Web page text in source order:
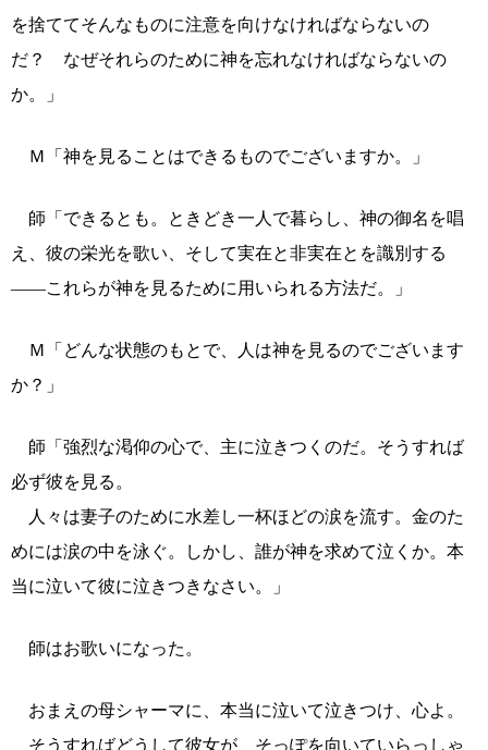
を捨ててそんなものに注意を向けなければならないの
だ？ なぜそれらのために神を忘れなければならないの
か。」
Ｍ「神を見ることはできるものでございますか。」
師「できるとも。ときどき一人で暮らし、神の御名を唱
え、彼の栄光を歌い、そして実在と非実在とを識別する
――これらが神を見るために用いられる方法だ。」
Ｍ「どんな状態のもとで、人は神を見るのでございます
か？」
師「強烈な渇仰の心で、主に泣きつくのだ。そうすれば
必ず彼を見る。
人々は妻子のために水差し一杯ほどの涙を流す。金のた
めには涙の中を泳ぐ。しかし、誰が神を求めて泣くか。本
当に泣いて彼に泣きつきなさい。」
師はお歌いになった。
おまえの母シャーマに、本当に泣いて泣きつけ、心よ。
そうすればどうして彼女が、そっぽを向いていらっしゃ